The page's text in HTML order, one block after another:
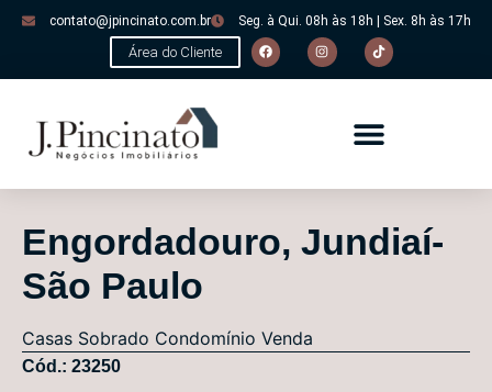
contato@jpincinato.com.br Seg. à Qui. 08h às 18h | Sex. 8h às 17h
Área do Cliente
Engordadouro, Jundiaí-
São Paulo
Casas Sobrado Condomínio Venda
Cód.: 23250